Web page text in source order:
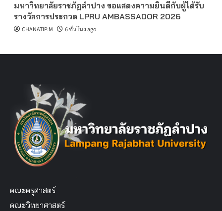
มหาวิทยาลัยราชภัฏลำปาง ขอแสดงความยินดีกับผู้ได้รับ
รางวัลการประกวด LPRU AMBASSADOR 2026
CHANATIP.M 6 ชั่วโมง ago
คณะครุศาสตร์
คณะวิทยาศาสตร์